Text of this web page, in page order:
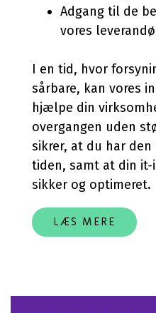
Adgang til de
vores
I en tid, hvor
sårbare, kan vores
hjælpe din
overgangen uden
sikrer, at du har
tiden, samt at din
sikker og optimeret.
LÆS MERE